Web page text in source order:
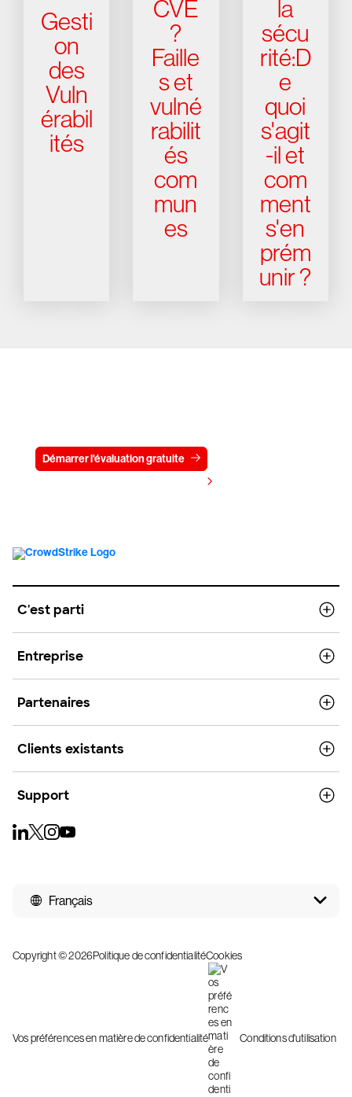
Gesti
on
des
Vuln
érabil
ités
CVE
?
Faille
s et
vulné
rabilit
és
com
mun
es
la
sécu
rité:D
e
quoi
s'agit
-il et
com
ment
s'en
prém
unir ?
Démarrer l'évaluation gratuite
C'est parti
Entreprise
Partenaires
Clients existants
Support
Français
Copyright © 2026Politique de confidentialitéCookies
Vos préférences en matière de confidentialité Conditions d'utilisation